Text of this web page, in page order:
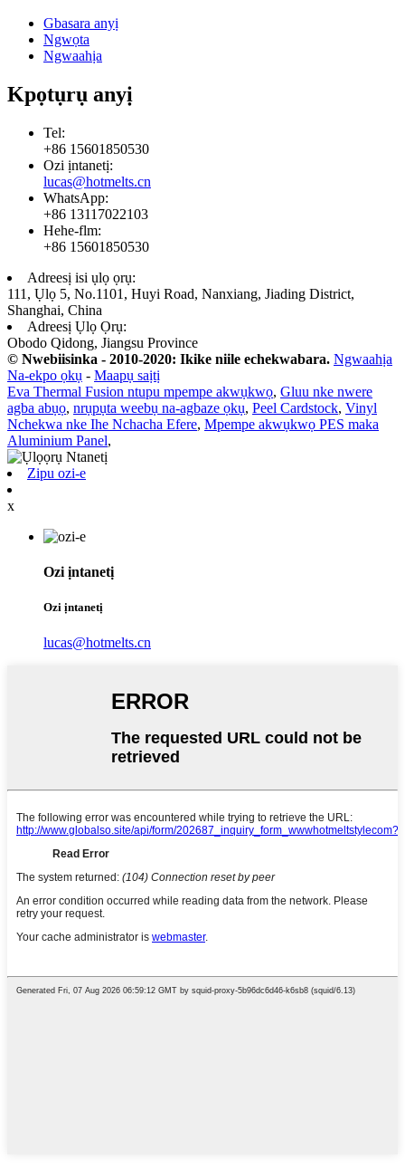
Gbasara anyị
Ngwọta
Ngwaahịa
Kpọtụrụ anyị
Tel:
+86 15601850530
Ozi ịntanetị:
lucas@hotmelts.cn
WhatsApp:
+86 13117022103
Hehe-flm:
+86 15601850530
Adreesị isi ụlọ ọrụ:
111, Ụlọ 5, No.1101, Huyi Road, Nanxiang, Jiading District,
Shanghai, China
Adreesị Ụlọ Ọrụ:
Obodo Qidong, Jiangsu Province
© Nwebiisinka - 2010-2020: Ikike niile echekwabara. Ngwaahịa
Na-ekpo ọkụ - Maapụ saịtị
Eva Thermal Fusion ntupu mpempe akwụkwọ, Gluu nke nwere
agba abụọ, nrụpụta weebụ na-agbaze ọkụ, Peel Cardstock, Vinyl
Nchekwa nke Ihe Nchacha Efere, Mpempe akwụkwọ PES maka
Aluminium Panel,
Zipu ozi-e
x
Ozi ịntanetị
Ozi ịntanetị
lucas@hotmelts.cn